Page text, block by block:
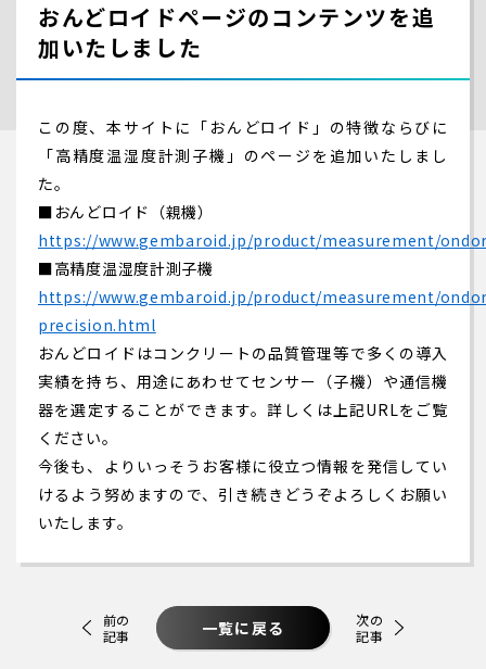
おんどロイドページのコンテンツを追
加いたしました
この度、本サイトに「おんどロイド」の特徴ならびに
「高精度温湿度計測子機」のページを追加いたしまし
た。
■おんどロイド（親機）
https://www.gembaroid.jp/product/measurement/
■高精度温湿度計測子機
https://www.gembaroid.jp/product/measurement/
precision.html
おんどロイドはコンクリートの品質管理等で多くの導入
実績を持ち、用途にあわせてセンサー（子機）や通信機
器を選定することができます。詳しくは上記URLをご覧
ください。
今後も、よりいっそうお客様に役立つ情報を発信してい
けるよう努めますので、引き続きどうぞよろしくお願い
いたします。
前の
記事
一覧に戻る
次の
記事